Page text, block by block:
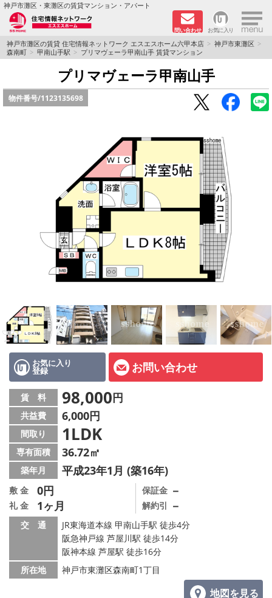
神戸市灘区・東灘区の賃貸マンション・アパート
問い合わせ お気に入り ×
TOPページ
学生さん向け物件
路線·駅から探す
地図から探す
店舗情報·アクセス
会社概要
メールでお問い合わせ
神戸市灘区の賃貸 住宅情報ネットワーク エスエスホーム六甲本店
神戸市東灘区
森南町
甲南山手駅 プリマヴェーラ甲南山手 賃貸マンション
プリマヴェーラ甲南山手
物件番号/1123135698
お気に入り
登録 お問い合わせ
賃 料 98,000円
共益費 6,000円
間取り 1LDK
専有面積 36.72㎡
築年月 平成23年1月 (築16年)
敷 金 0円
礼 金 1ヶ月
保証金 －
解約引 －
交 通
JR東海道本線 甲南山手駅 徒歩4分
阪急神戸線 芦屋川駅 徒歩14分
阪神本線 芦屋駅 徒歩16分
所在地
神戸市東灘区森南町1丁目
地図を見る